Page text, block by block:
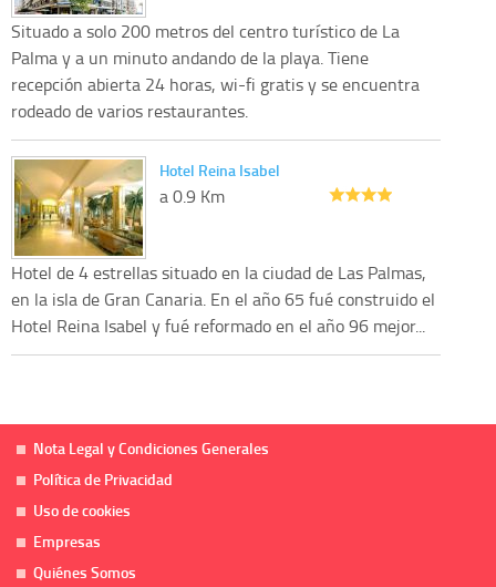
Situado a solo 200 metros del centro turístico de La
Palma y a un minuto andando de la playa. Tiene
recepción abierta 24 horas, wi-fi gratis y se encuentra
rodeado de varios restaurantes.
Hotel Reina Isabel
a 0.9 Km
Hotel de 4 estrellas situado en la ciudad de Las Palmas,
en la isla de Gran Canaria. En el año 65 fué construido el
Hotel Reina Isabel y fué reformado en el año 96 mejor...
Nota Legal y Condiciones Generales
Política de Privacidad
Uso de cookies
Empresas
Quiénes Somos